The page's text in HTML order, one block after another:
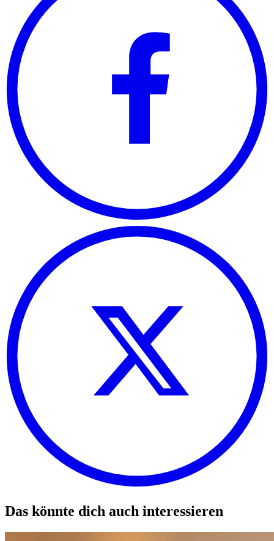
Das könnte dich auch interessieren